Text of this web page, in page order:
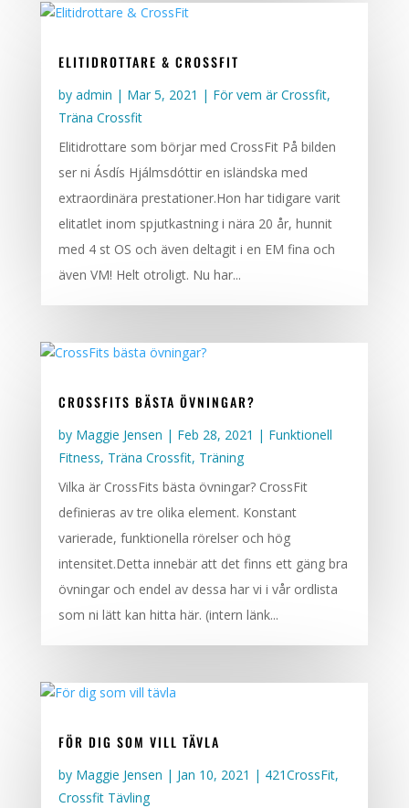
ELITIDROTTARE & CROSSFIT
by admin | Mar 5, 2021 | För vem är Crossfit,
Träna Crossfit
Elitidrottare som börjar med CrossFit På bilden
ser ni Ásdís Hjálmsdóttir en isländska med
extraordinära prestationer.Hon har tidigare varit
elitatlet inom spjutkastning i nära 20 år, hunnit
med 4 st OS och även deltagit i en EM fina och
även VM! Helt otroligt. Nu har...
CROSSFITS BÄSTA ÖVNINGAR?
by Maggie Jensen | Feb 28, 2021 | Funktionell
Fitness, Träna Crossfit, Träning
Vilka är CrossFits bästa övningar? CrossFit
definieras av tre olika element. Konstant
varierade, funktionella rörelser och hög
intensitet.Detta innebär att det finns ett gäng bra
övningar och endel av dessa har vi i vår ordlista
som ni lätt kan hitta här. (intern länk...
FÖR DIG SOM VILL TÄVLA
by Maggie Jensen | Jan 10, 2021 | 421CrossFit,
Crossfit Tävling